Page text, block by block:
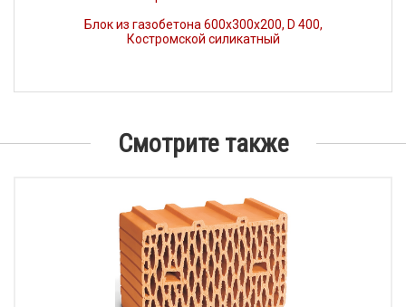
Блок из газобетона 600х300х200, D 400,
Костромской силикатный
Смотрите также